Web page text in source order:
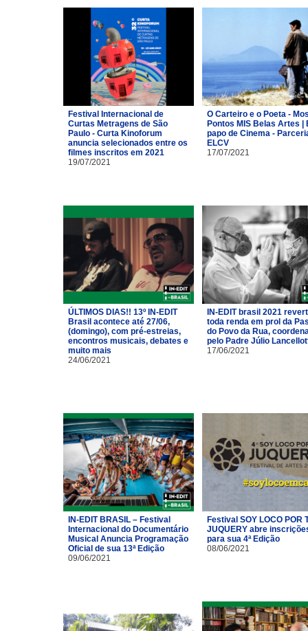
Festival Internacional de
Curtas Metragens de São
Paulo - Curta Kinoforum
anuncia selecionados entre os
filmes inscritos em 2021
19/07/2021
O Carteiro e o Poeta -
Pontos MIS Belas Artes |
papo de Cinema -
ELCV
17/07/2021
ÚLTIMOS DIAS!! 13º IN-EDIT
Brasil acontece até 27/06,
(domingo), com pré-estreias,
encontros musicais, debates e
muito mais
24/06/2021
IN-EDIT brasil 2021
toda renda em prol da
do Povo da Rua,
pelo Padre Júlio
17/06/2021
IN-EDIT BRASIL – Festival
Internacional do Documentário
Musical Anuncia Programação
Oficial de sua 13ª Edição
09/06/2021
Festival SOY LOCO POR
JUQUERY abre
para sua 4ª Edição
08/06/2021